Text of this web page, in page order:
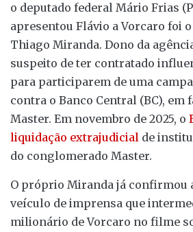
o deputado federal Mário Frias
apresentou Flávio a Vorcaro foi
Thiago Miranda. Dono da
suspeito de ter contratado
para participarem de uma
contra o Banco Central (BC), em
Master. Em novembro de 2025, o
liquidação extrajudicial de
do conglomerado Master.
O próprio Miranda já confirmou
veículo de imprensa que
milionário de Vorcaro no filme